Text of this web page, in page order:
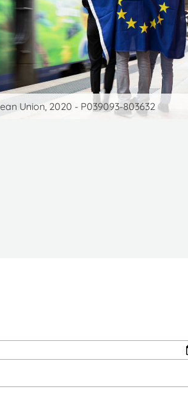
Union, 2020 - P039093-803632